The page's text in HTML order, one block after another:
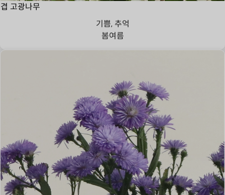
겹 고광나무
기쁨, 추억
봄여름